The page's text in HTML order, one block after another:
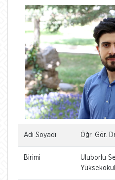
Adı Soyadı Öğr. Gör.
Birimi
Uluborlu